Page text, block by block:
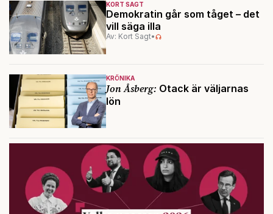
KORT SAGT
Demokratin går som tåget – det
vill säga illa
Av: Kort Sagt•
KRÖNIKA
Jon Åsberg: Otack är väljarnas
lön